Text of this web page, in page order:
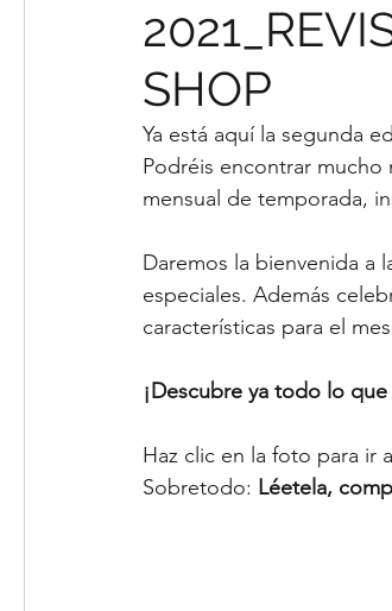
SHOP
Ya está aquí la segunda
Podréis encontrar
mensual de temporada,
Daremos la bienvenida a
especiales. Además
características para el
¡Descubre ya todo lo
Haz clic en la foto para ir
Sobretodo: Léetela,